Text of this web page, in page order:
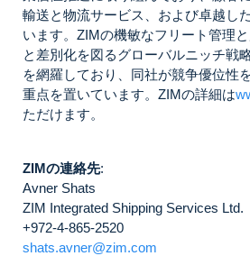
輸送と物流サービス、および卓越し
います。ZIMの機敏なフリート管理
と差別化を図るグローバルニッチ戦
を網羅しており、同社が競争優位性
重点を置いています。ZIMの詳細は
ただけます。
ZIMの連絡先:
Avner Shats
ZIM Integrated Shipping Services Ltd.
+972-4-865-2520
shats.avner@zim.com